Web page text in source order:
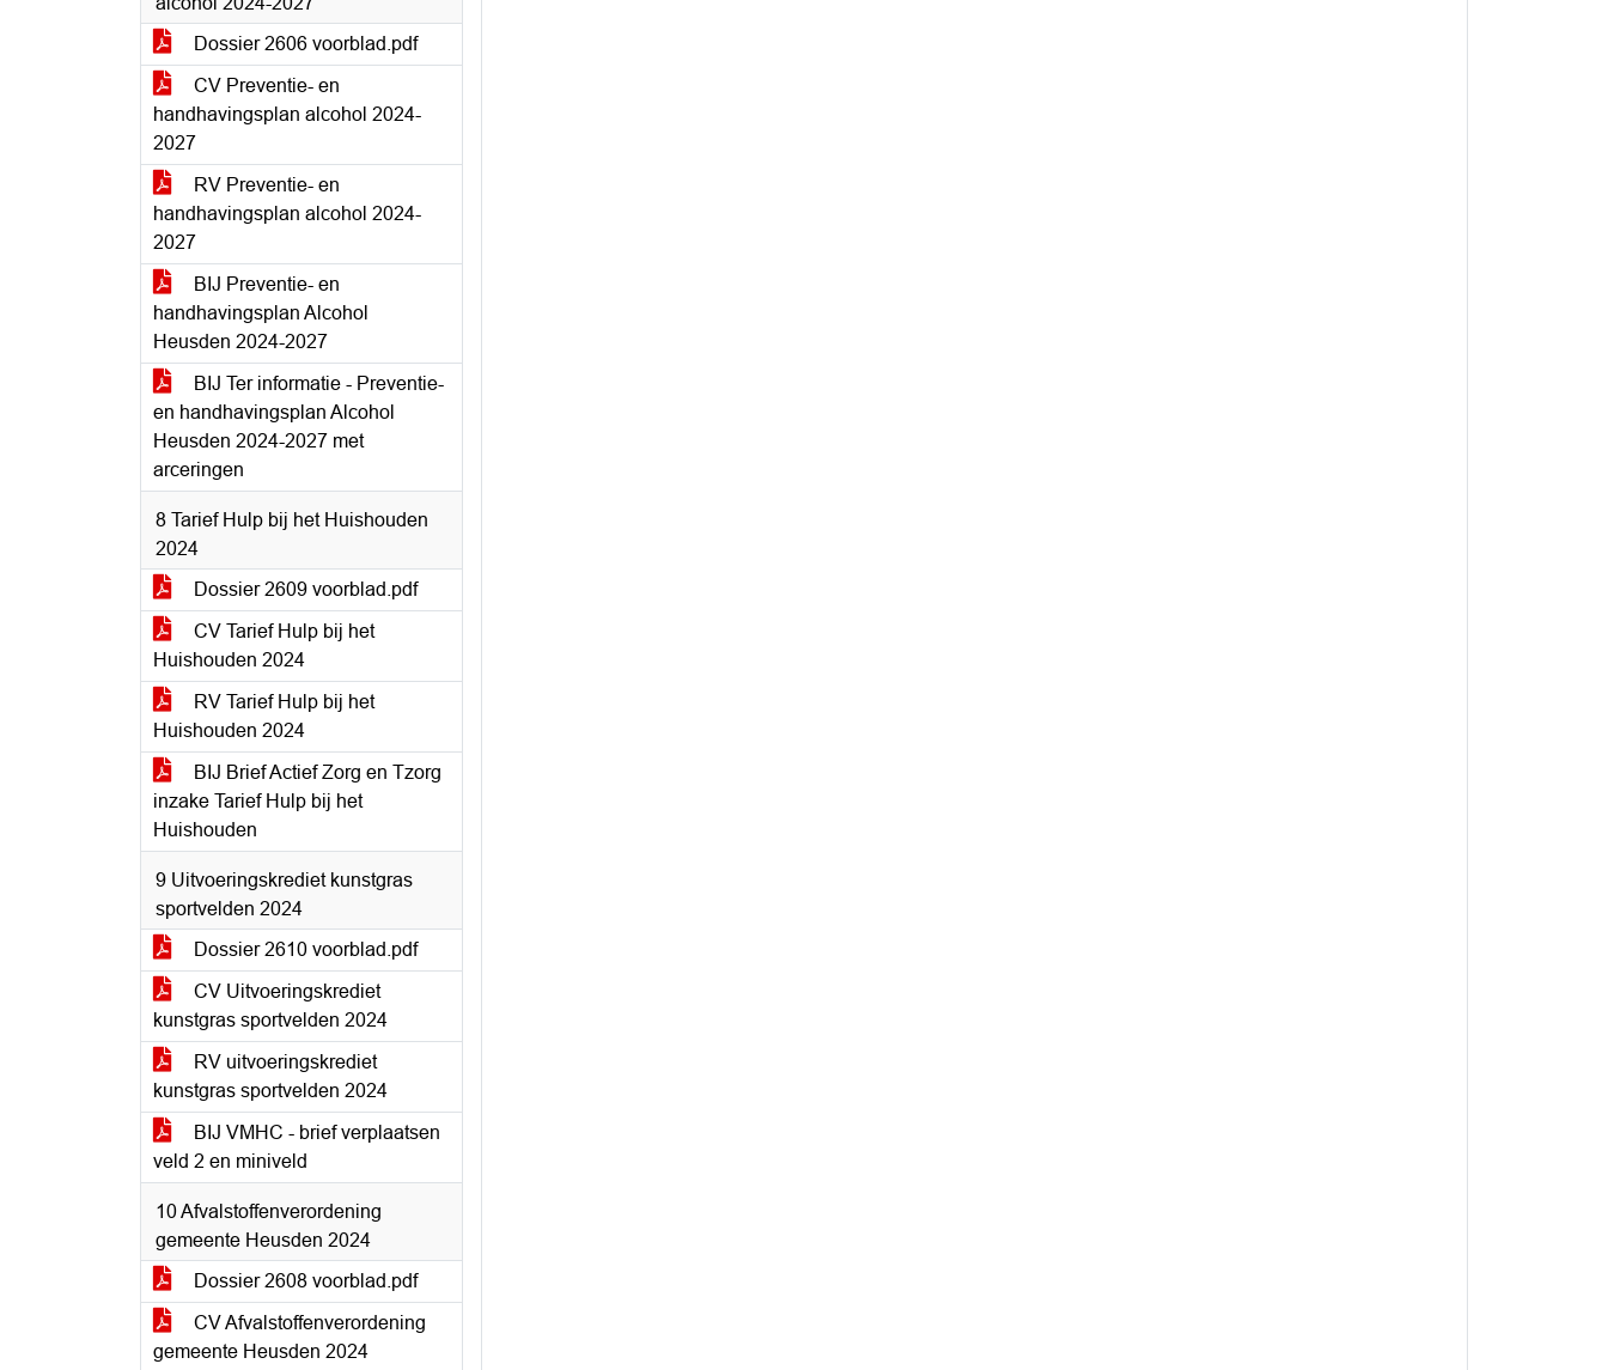
Dossier 2606 voorblad.pdf
CV Preventie- en
handhavingsplan alcohol 2024-
2027
RV Preventie- en
handhavingsplan alcohol 2024-
2027
BIJ Preventie- en
handhavingsplan Alcohol
Heusden 2024-2027
BIJ Ter informatie - Preventie-
en handhavingsplan Alcohol
Heusden 2024-2027 met
arceringen
8 Tarief Hulp bij het Huishouden
2024
Dossier 2609 voorblad.pdf
CV Tarief Hulp bij het
Huishouden 2024
RV Tarief Hulp bij het
Huishouden 2024
BIJ Brief Actief Zorg en Tzorg
inzake Tarief Hulp bij het
Huishouden
9 Uitvoeringskrediet kunstgras
sportvelden 2024
Dossier 2610 voorblad.pdf
CV Uitvoeringskrediet
kunstgras sportvelden 2024
RV uitvoeringskrediet
kunstgras sportvelden 2024
BIJ VMHC - brief verplaatsen
veld 2 en miniveld
10 Afvalstoffenverordening
gemeente Heusden 2024
Dossier 2608 voorblad.pdf
CV Afvalstoffenverordening
gemeente Heusden 2024